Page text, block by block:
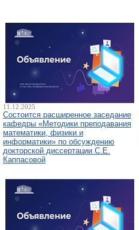
11.12.2025
Состоится расширенное заседание
кафедры «Методики преподавания
математики, физики и
информатики» по обсуждению
докторской диссертации С.Е.
Каппасовой